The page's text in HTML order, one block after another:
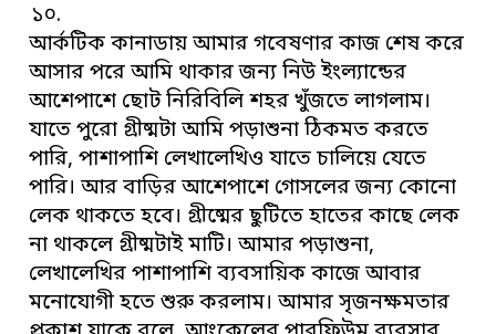
১০.
আর্কটিক কানাডায় আমার গবেষণার কাজ শেষ করে
আসার পরে আমি থাকার জন্য নিউ ইংল্যান্ডের
আশেপাশে ছোট নিরিবিলি শহর খুঁজতে লাগলাম।
যাতে পুরো গ্রীষ্মটা আমি পড়াশুনা ঠিকমত করতে
পারি, পাশাপাশি লেখালেখিও যাতে চালিয়ে যেতে
পারি। আর বাড়ির আশেপাশে গোসলের জন্য কোনো
লেক থাকতে হবে। গ্রীষ্মের ছুটিতে হাতের কাছে লেক
না থাকলে গ্রীষ্মটাই মাটি। আমার পড়াশুনা,
লেখালেখির পাশাপাশি ব্যবসায়িক কাজে আবার
মনোযোগী হতে শুরু করলাম। আমার সৃজনক্ষমতার